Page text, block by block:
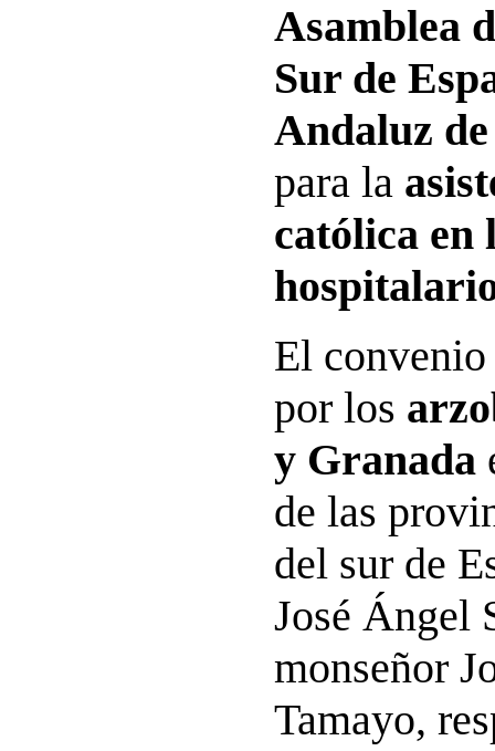
Asamblea
Sur de
Andaluz
para la
católica en
El
por los
y Granada
de las
del sur de
José Ángel
monseñor
Tamayo,